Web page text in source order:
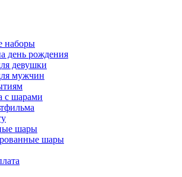
наборы
день рождения
девушки
мужчин
с шарами
шары
шары